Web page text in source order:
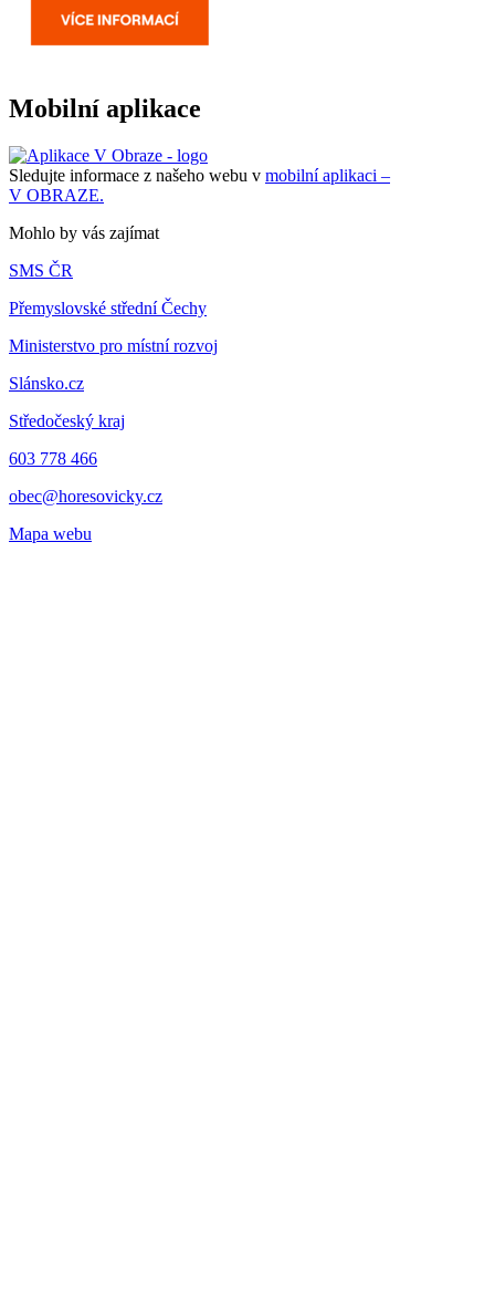
Mobilní aplikace
Sledujte informace z našeho webu v mobilní aplikaci –
V OBRAZE.
Mohlo by vás zajímat
SMS ČR
Přemyslovské střední Čechy
Ministerstvo pro místní rozvoj
Slánsko.cz
Středočeský kraj
603 778 466
obec@horesovicky.cz
Mapa webu